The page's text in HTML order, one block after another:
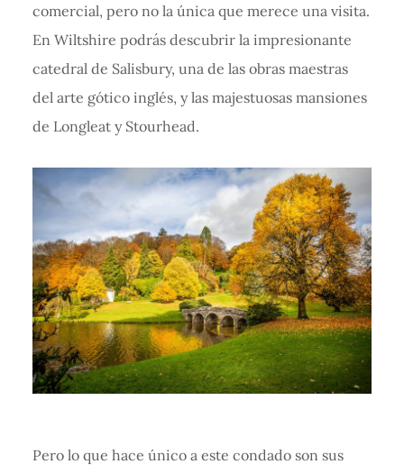
comercial, pero no la única que merece una visita.
En Wiltshire podrás descubrir la impresionante
catedral de Salisbury, una de las obras maestras
del arte gótico inglés, y las majestuosas mansiones
de Longleat y Stourhead.
Pero lo que hace único a este condado son sus